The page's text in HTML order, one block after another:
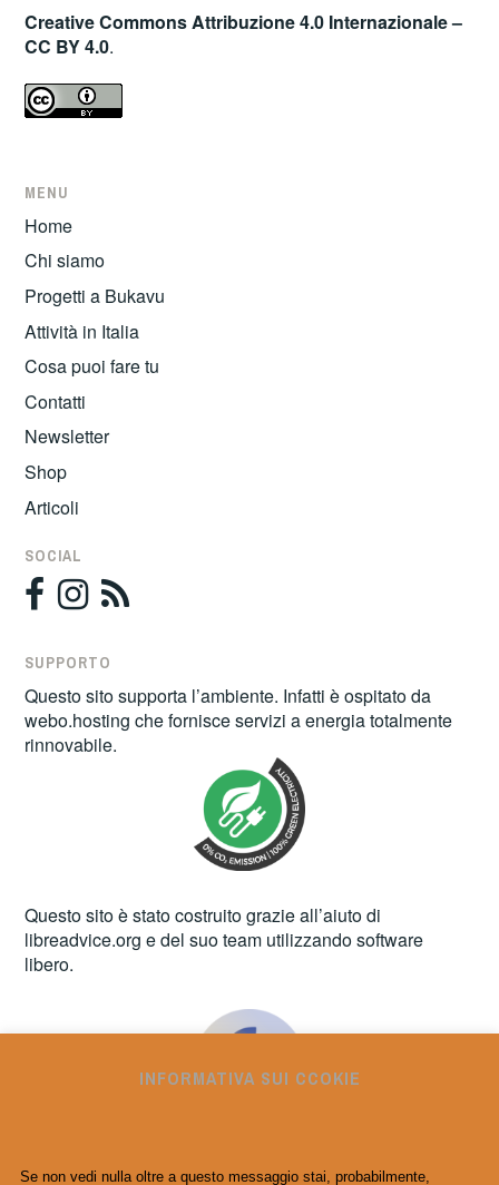
Creative Commons Attribuzione 4.0 Internazionale –
CC BY 4.0.
MENU
Home
Chi siamo
Progetti a Bukavu
Attività in Italia
Cosa puoi fare tu
Contatti
Newsletter
Shop
Articoli
SOCIAL
SUPPORTO
Questo sito supporta l’ambiente. Infatti è ospitato da
webo.hosting che fornisce servizi a energia totalmente
rinnovabile.
Questo sito è stato costruito grazie all’aiuto di
libreadvice.org e del suo team utilizzando software
libero.
INFORMATIVA SUI CCOKIE
Se non vedi nulla oltre a questo messaggio stai, probabilmente,